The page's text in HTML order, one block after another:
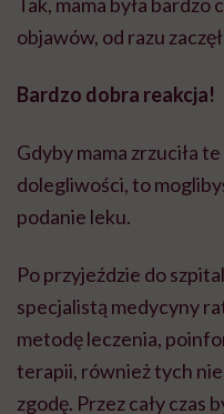
objawów, od razu
Bardzo dobra reakcja!
Gdyby mama zrzuciła
dolegliwości, to
podanie leku.
Po przyjeździe do
specjalistą medycyny
metodę leczenia,
terapii, również tych
zgodę. Przez cały czas